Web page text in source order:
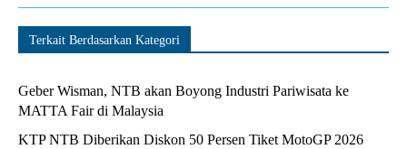
Terkait Berdasarkan Kategori
Geber Wisman, NTB akan Boyong Industri Pariwisata ke
MATTA Fair di Malaysia
KTP NTB Diberikan Diskon 50 Persen Tiket MotoGP 2026